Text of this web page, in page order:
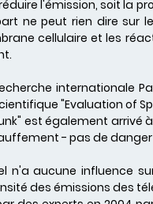
réduire l'émission, soit
ne peut rien dire sur
cellulaire et les
internationale
"Evaluation of
est également arrivé
- pas de
n'a aucune influence
des émissions des